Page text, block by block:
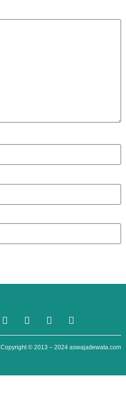
Copyright © 2013 – 2024 aswajadewata.com